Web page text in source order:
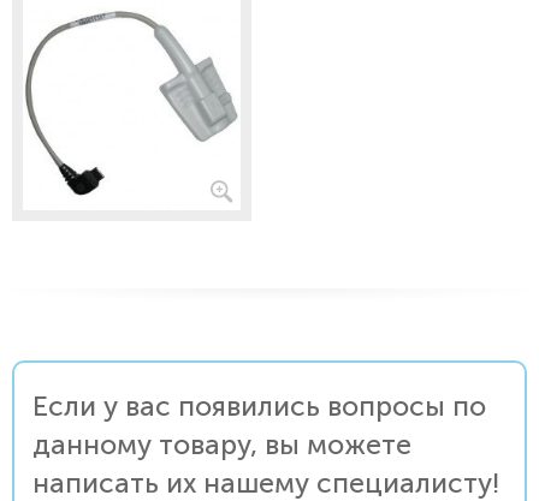
Если у вас появились вопросы по
данному товару, вы можете
написать их нашему специалисту!